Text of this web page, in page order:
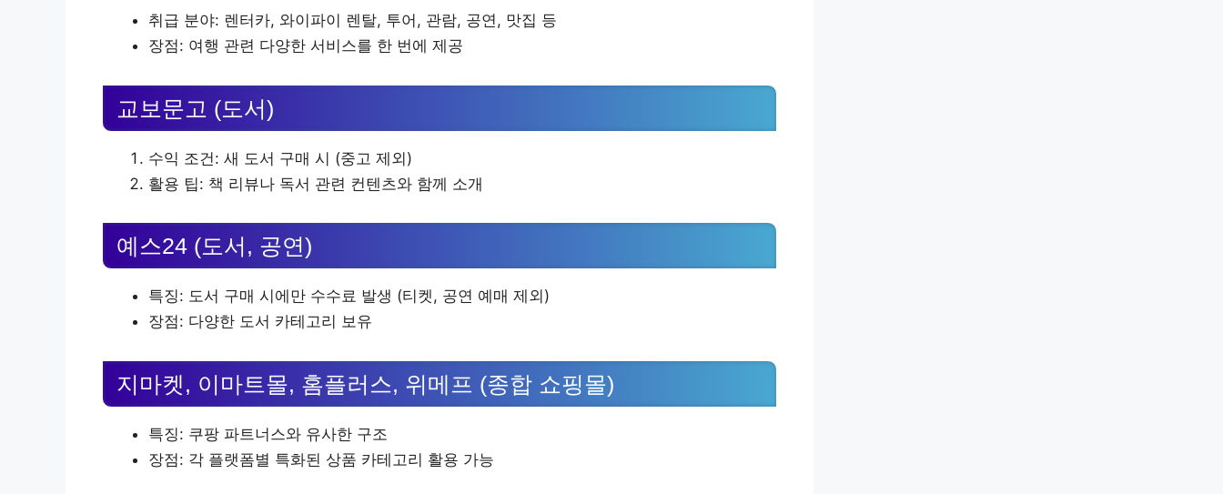
취급 분야: 렌터카, 와이파이 렌탈, 투어, 관람, 공연, 맛집 등
장점: 여행 관련 다양한 서비스를 한 번에 제공
교보문고 (도서)
수익 조건: 새 도서 구매 시 (중고 제외)
활용 팁: 책 리뷰나 독서 관련 컨텐츠와 함께 소개
예스24 (도서, 공연)
특징: 도서 구매 시에만 수수료 발생 (티켓, 공연 예매 제외)
장점: 다양한 도서 카테고리 보유
지마켓, 이마트몰, 홈플러스, 위메프 (종합 쇼핑몰)
특징: 쿠팡 파트너스와 유사한 구조
장점: 각 플랫폼별 특화된 상품 카테고리 활용 가능